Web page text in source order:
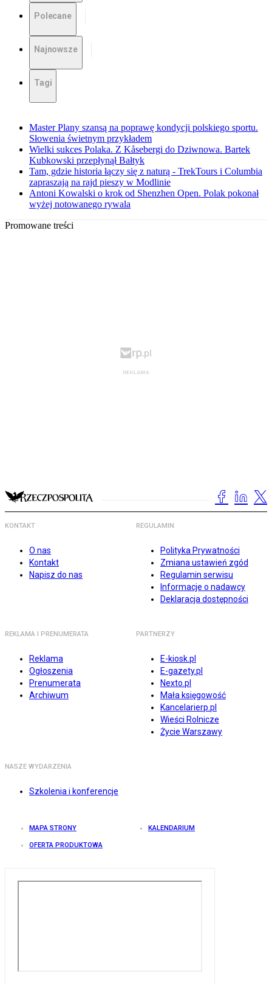
Polecane
Najnowsze
Tagi
Master Plany szansą na poprawę kondycji polskiego sportu.
Słowenia świetnym przykładem
Wielki sukces Polaka. Z Kåsebergi do Dziwnowa. Bartek
Kubkowski przepłynął Bałtyk
Tam, gdzie historia łączy się z naturą - TrekTours i Columbia
zapraszają na rajd pieszy w Modlinie
Antoni Kowalski o krok od Shenzhen Open. Polak pokonał
wyżej notowanego rywala
Promowane treści
KONTAKT
O nas
Kontakt
Napisz do nas
REGULAMIN
Polityka Prywatności
Zmiana ustawień zgód
Regulamin serwisu
Informacje o nadawcy
Deklaracja dostępności
REKLAMA I PRENUMERATA
Reklama
Ogłoszenia
Prenumerata
Archiwum
PARTNERZY
E-kiosk.pl
E-gazety.pl
Nexto.pl
Mała księgowość
Kancelarierp.pl
Wieści Rolnicze
Życie Warszawy
NASZE WYDARZENIA
Szkolenia i konferencje
MAPA STRONY KALENDARIUM
OFERTA PRODUKTOWA